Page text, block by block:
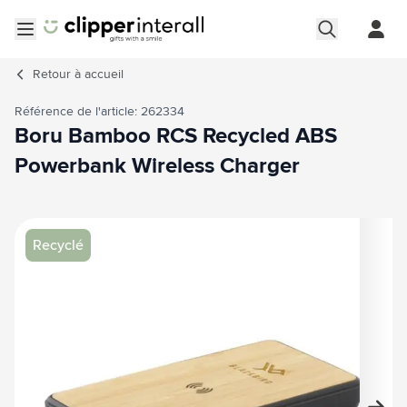
Retour à accueil
Recyclé
Image principale
Cliquez pour voir l'image en plein écran
Référence de l'article: 262334
Boru Bamboo RCS Recycled ABS
Powerbank Wireless Charger